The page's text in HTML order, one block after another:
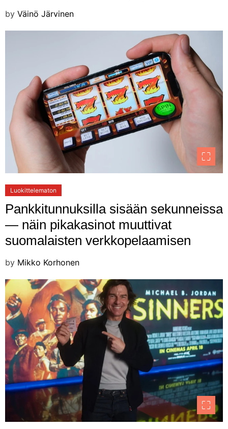
by Väinö Järvinen
Luokittelematon
Pankkitunnuksilla sisään sekunneissa
— näin pikakasinot muuttivat
suomalaisten verkkopelaamisen
by Mikko Korhonen